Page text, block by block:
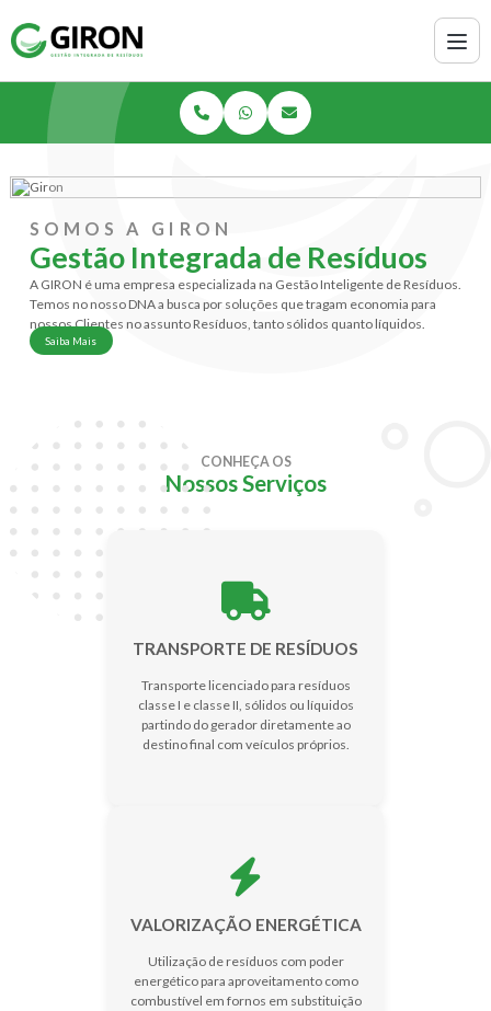
SOMOS A GIRON
Gestão Integrada de Resíduos
A GIRON é uma empresa especializada na Gestão Inteligente de Resíduos.
Temos no nosso DNA a busca por soluções que tragam economia para
nossos Clientes no assunto Resíduos, tanto sólidos quanto líquidos.
Saiba Mais
CONHEÇA OS
Nossos Serviços
TRANSPORTE DE RESÍDUOS
Transporte licenciado para resíduos
classe I e classe II, sólidos ou líquidos
partindo do gerador diretamente ao
destino final com veículos próprios.
VALORIZAÇÃO ENERGÉTICA
Utilização de resíduos com poder
energético para aproveitamento como
combustível em fornos em substituição